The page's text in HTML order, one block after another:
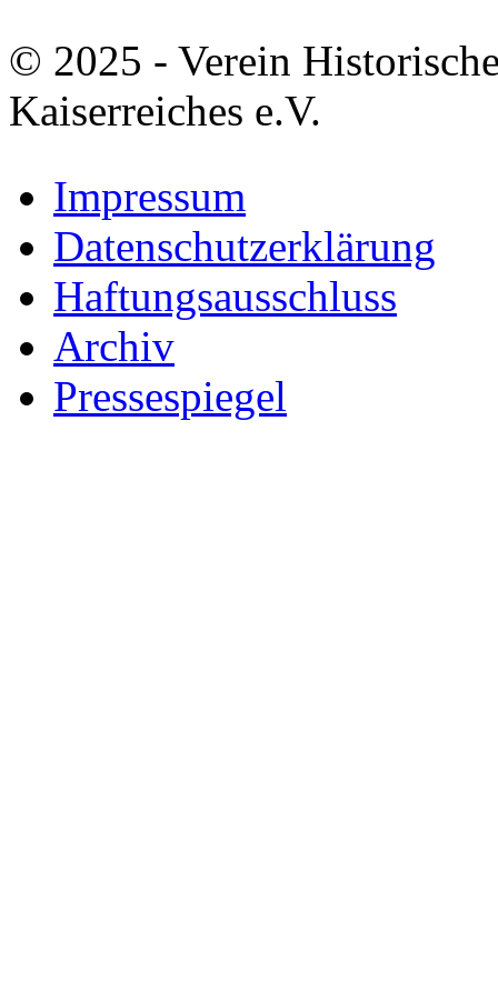
© 2025 - Verein
Kaiserreiches e.V.
Impressum
Datenschutzerklärung
Haftungsausschluss
Archiv
Pressespiegel